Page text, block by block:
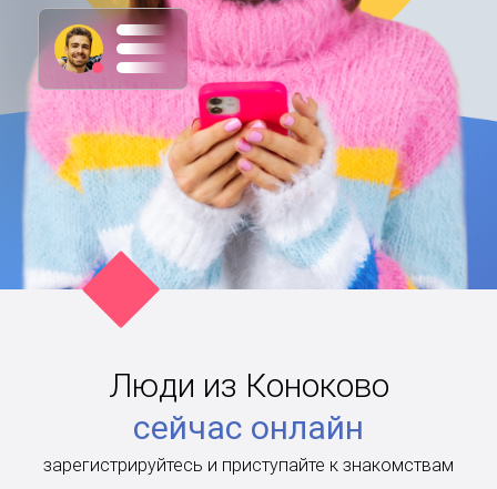
Люди из Коноково
сейчас онлайн
зарегистрируйтесь и приступайте к знакомствам